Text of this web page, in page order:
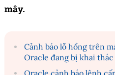
mây.
Cảnh báo lỗ hổng trên
Oracle đang bị khai